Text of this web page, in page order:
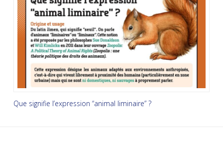
Que signifie l’expression “animal liminaire” ?